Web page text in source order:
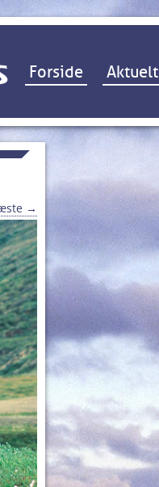
Hop til indhold
Forside Aktuelt
→